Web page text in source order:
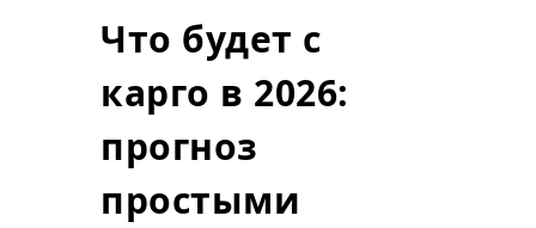
Что будет с
карго в 2026:
прогноз
простыми